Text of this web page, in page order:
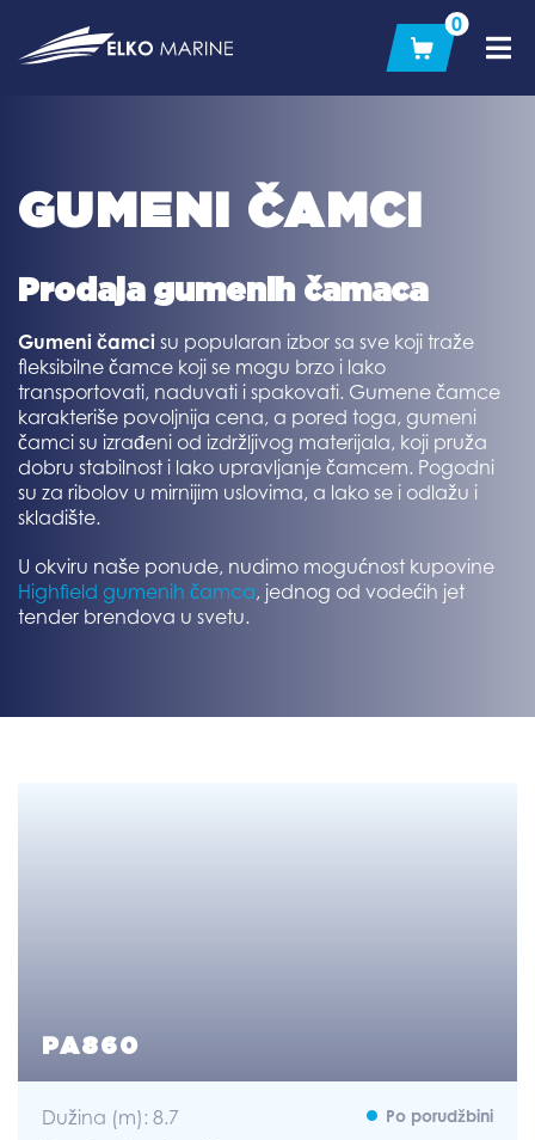
content
0
GUMENI ČAMCI
Prodaja gumenih čamaca
Gumeni čamci su popularan izbor sa sve koji traže
fleksibilne čamce koji se mogu brzo i lako
transportovati, naduvati i spakovati. Gumene čamce
karakteriše povoljnija cena, a pored toga, gumeni
čamci su izrađeni od izdržljivog materijala, koji pruža
dobru stabilnost i lako upravljanje čamcem. Pogodni
su za ribolov u mirnijim uslovima, a lako se i odlažu i
skladište.
U okviru naše ponude, nudimo mogućnost kupovine
Highfield gumenih čamca, jednog od vodećih jet
tender brendova u svetu.
PA860
Dužina (m): 8.7
Po porudžbini